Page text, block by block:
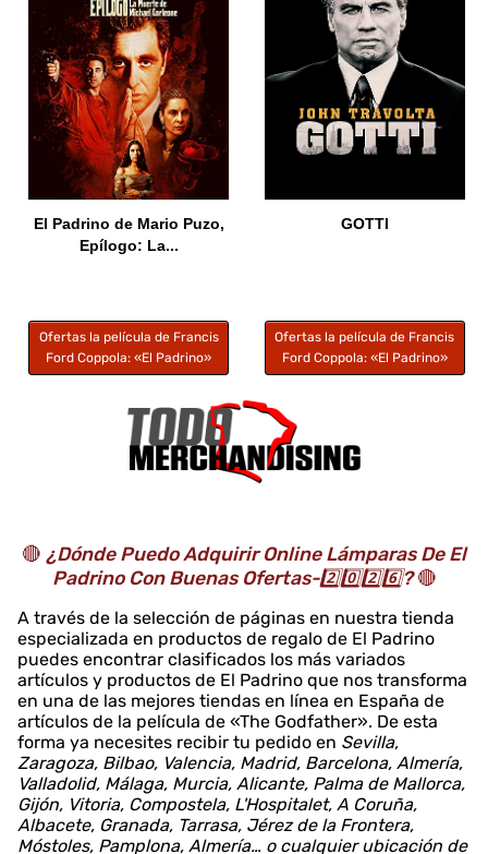
El Padrino de Mario Puzo,
Epílogo: La...
Ofertas la película de Francis
Ford Coppola: «El Padrino»
GOTTI
Ofertas la película de Francis
Ford Coppola: «El Padrino»
🔴 ¿Dónde Puedo Adquirir Online Lámparas De El
Padrino Con Buenas Ofertas-2️⃣0️⃣2️⃣6️⃣?🔴
A través de la selección de páginas en nuestra tienda
especializada en productos de regalo de El Padrino
puedes encontrar clasificados los más variados
artículos y productos de El Padrino que nos transforma
en una de las mejores tiendas en línea en España de
artículos de la película de «The Godfather». De esta
forma ya necesites recibir tu pedido en Sevilla,
Zaragoza, Bilbao, Valencia, Madrid, Barcelona, Almería,
Valladolid, Málaga, Murcia, Alicante, Palma de Mallorca,
Gijón, Vitoria, Compostela, L'Hospitalet, A Coruña,
Albacete, Granada, Tarrasa, Jérez de la Frontera,
Móstoles, Pamplona, Almería… o cualquier ubicación de